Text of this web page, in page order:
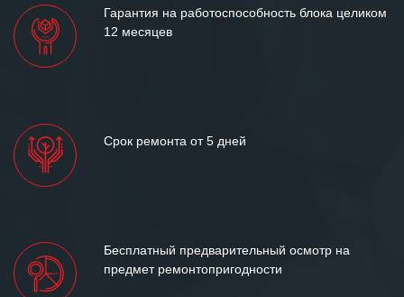
Гарантия на работоспособность блока целиком
12 месяцев
Срок ремонта от 5 дней
Бесплатный предварительный осмотр на
предмет ремонтопригодности